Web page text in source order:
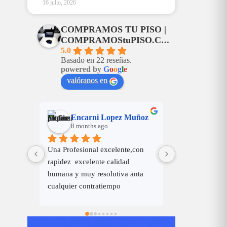
16 julio, 2026
COMPRAMOS TU PISO |
COMPRAMOStuPISO.COM
5.0
Basado en 22 reseñas.
powered by Google
valóranos en
Rafael Martinez
8 months ago
LAS NEGOCIACIONES
FUERON, DE LO MAS
CORRECTAS